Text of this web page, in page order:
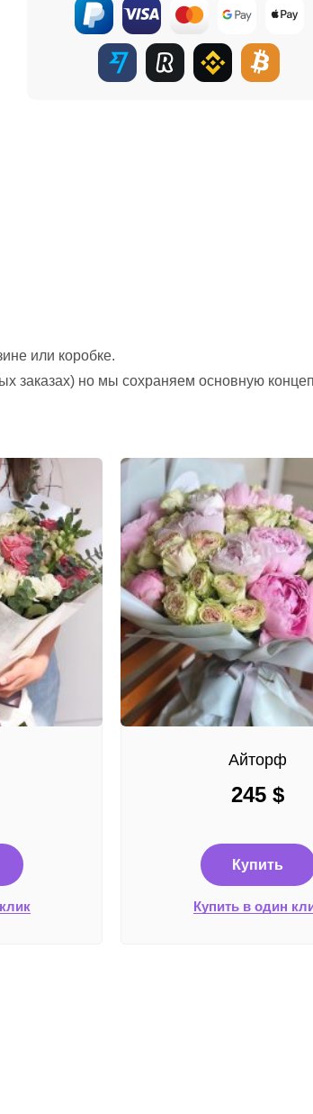
или коробке.
заказах) но мы сохраняем основную
Айторф
245 $
Купить
Купить в один